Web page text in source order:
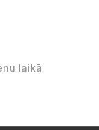
laikā